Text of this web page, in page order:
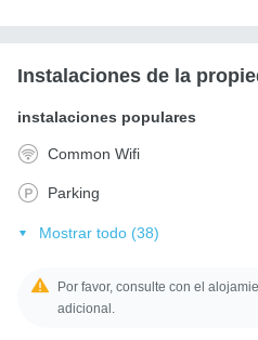
Instalaciones de la
instalaciones populares
Common Wifi
Parking
Mostrar todo (38)
Por favor, consulte con el
adicional.